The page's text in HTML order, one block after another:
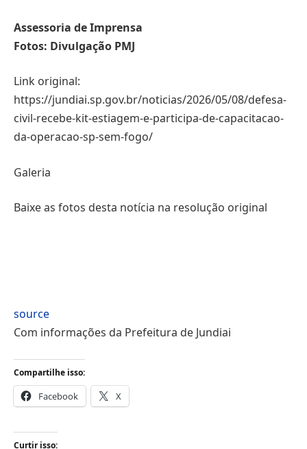
Assessoria de Imprensa
Fotos: Divulgação PMJ
Link original:
https://jundiai.sp.gov.br/noticias/2026/05/08/defesa-
civil-recebe-kit-estiagem-e-participa-de-capacitacao-
da-operacao-sp-sem-fogo/
Galeria
Baixe as fotos desta notícia na resolução original
source
Com informações da Prefeitura de Jundiai
Compartilhe isso:
Facebook X
Curtir isso: